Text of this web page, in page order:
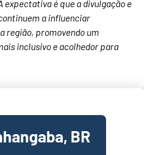
expectativa é que a divulgação e
a influenciar
região, promovendo um
inclusivo e acolhedor para
BR